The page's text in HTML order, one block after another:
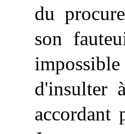
du
son
d'insulter
accordant